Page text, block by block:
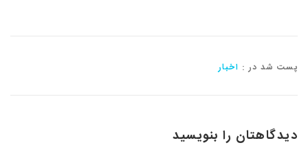
پست شد در : اخبار
دیدگاهتان را بنویسید